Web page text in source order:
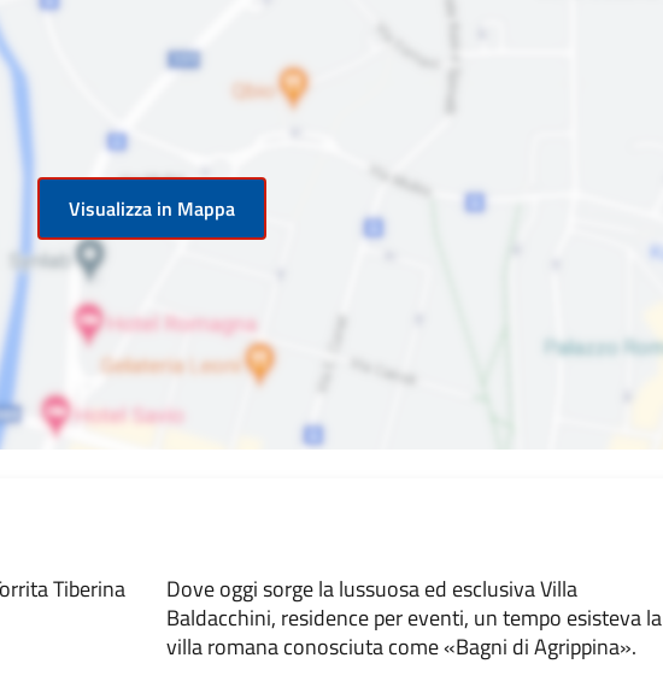
Visualizza in Mappa
Tiberina
Dove oggi sorge la lussuosa ed esclusiva Villa
Baldacchini, residence per eventi, un tempo esisteva la
villa romana conosciuta come «Bagni di Agrippina».